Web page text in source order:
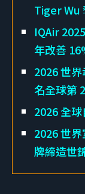
Tiger Wu
IQAir
年改善
2026 世
名全球第
2026 全
2026 世
牌締造世